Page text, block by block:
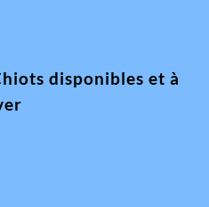
disponibles et à